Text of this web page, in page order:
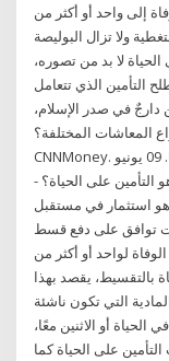
إلى واحد أو أكثر من
ولا تزال البوليصة
لا بد من تصوره،
التأمين الذي تتعامل
دارجٌ في صدر الإسلام،
هو 2. "ما هي أنواع المعاشات المختلفة؟"
CNNMoney. شبكة أخبار الكابل ، شبكة الإنترنت الثانية. متاح هنا. 09 يونيو
هو التأمين على الحياة؟ -
هو استثمار في مستقبل
توافق على دفع قسط
لواحد أو أكثر من
بالتقسيط، يقصد بهذا
التي تكون ناشئة
أو الاثنين معًا،
على الحياة كما